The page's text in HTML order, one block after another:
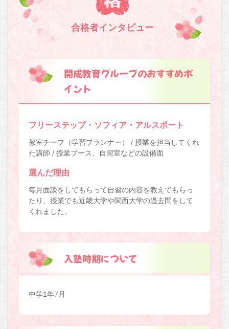
合格者インタビュー
開成教育グループのおすすめポ
イント
フリーステップ・ソフィア・アルスポート
教室チーフ（学習プランナー） / 授業を担当してくれ
た講師 / 授業ブース、自習室などの設備面
選んだ理由
毎月面談をしてもらって自習の内容を教えてもらっ
たり、授業でも近畿大学や関西大学の過去問をして
くれました。
入塾時期について
中学1年7月